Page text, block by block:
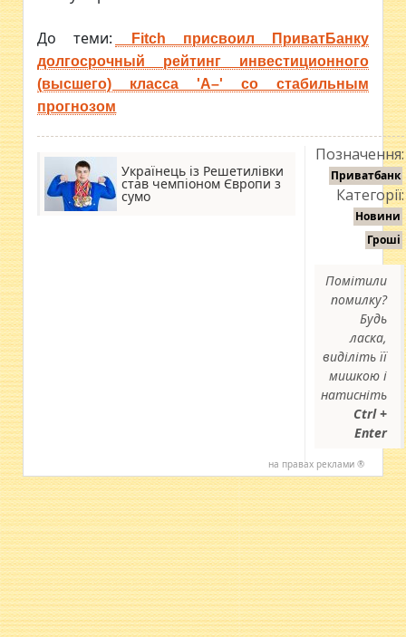
До теми:
Fitch присвоил ПриватБанку
долгосрочный рейтинг инвестиционного
(высшего) класса 'А–' со стабильным
прогнозом
Українець із Решетилівки
став чемпіоном Європи з
сумо
Позначення:
Приватбанк
Категорії:
Новини
Гроші
Помітили
помилку?
Будь
ласка,
виділіть її
мишкою і
натисніть
Ctrl +
Enter
на правах реклами ®